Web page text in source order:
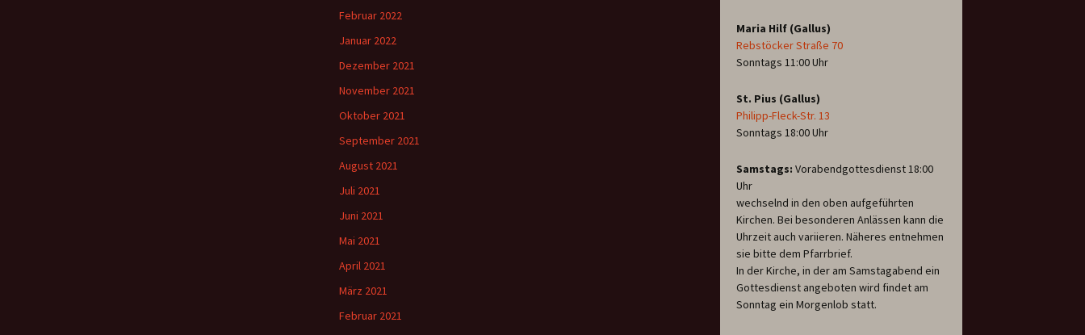
Maria Hilf (Gallus)
Rebstöcker Straße 70
Sonntags 11:00 Uhr
St. Pius (Gallus)
Philipp-Fleck-Str. 13
Sonntags 18:00 Uhr
Samstags: Vorabendgottesdienst 18:00
Uhr
wechselnd in den oben aufgeführten
Kirchen. Bei besonderen Anlässen kann die
Uhrzeit auch variieren. Näheres entnehmen
sie bitte dem Pfarrbrief.
In der Kirche, in der am Samstagabend ein
Gottesdienst angeboten wird findet am
Sonntag ein Morgenlob statt.
Februar 2022
Januar 2022
Dezember 2021
November 2021
Oktober 2021
September 2021
August 2021
Juli 2021
Juni 2021
Mai 2021
April 2021
März 2021
Februar 2021